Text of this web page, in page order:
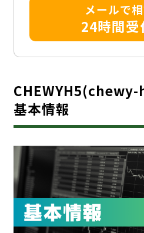
メールで
24時間受
基本情報